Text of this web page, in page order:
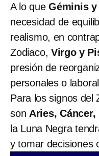
A lo que Géminis
necesidad de
realismo, en
Zodiaco, Virgo y
presión de
personales o
Para los signos del
son Aries,
la Luna Negra
y tomar decisiones